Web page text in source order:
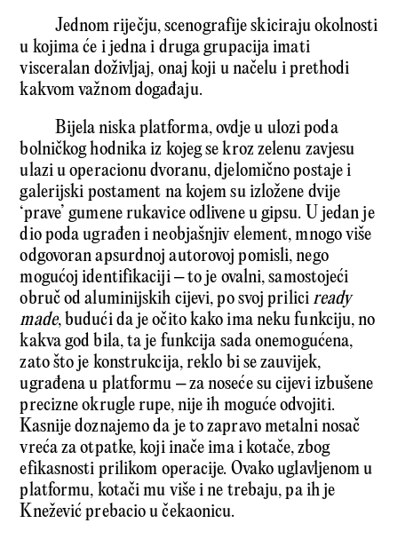
Jednom riječju, scenografije skiciraju okolnosti
u kojima će i jedna i druga grupacija imati
visceralan doživljaj, onaj koji u načelu i prethodi
kakvom važnom događaju.
Bijela niska platforma, ovdje u ulozi poda
bolničkog hodnika iz kojeg se kroz zelenu zavjesu
ulazi u operacionu dvoranu, djelomično postaje i
galerijski postament na kojem su izložene dvije
‘prave’ gumene rukavice odlivene u gipsu. U jedan je
dio poda ugrađen i neobjašnjiv element, mnogo više
odgovoran apsurdnoj autorovoj pomisli, nego
mogućoj identifikaciji – to je ovalni, samostojeći
obruč od aluminijskih cijevi, po svoj priliciready
made, budući da je očito kako ima neku funkciju, no
kakva god bila, ta je funkcija sada onemogućena,
zato što je konstrukcija, reklo bi se zauvijek,
ugrađena u platformu – za noseće su cijevi izbušene
precizne okrugle rupe, nije ih moguće odvojiti.
Kasnije doznajemo da je to zapravo metalni nosač
vreća za otpatke, koji inače ima i kotače, zbog
efikasnosti prilikom operacije. Ovako uglavljenom u
platformu, kotači mu više i ne trebaju, pa ih je
Knežević prebacio u čekaonicu.